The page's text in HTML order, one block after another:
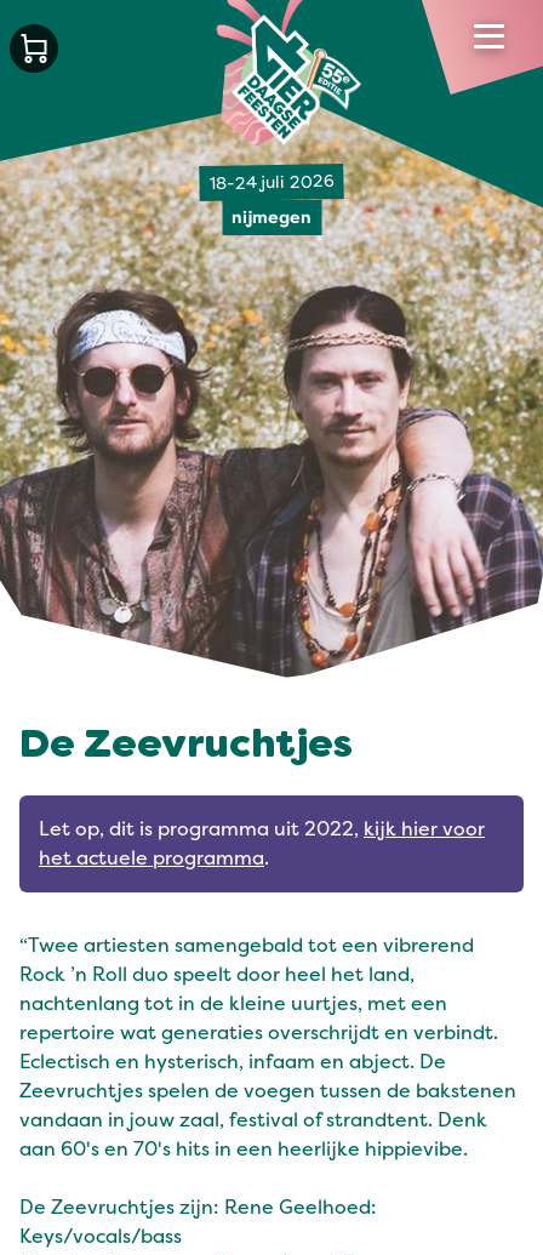
18-24 juli 2026
nijmegen
De Zeevruchtjes
Let op, dit is programma uit 2022, kijk hier voor
het actuele programma.
Twee artiesten samengebald tot een vibrerend
Rock ’n Roll duo speelt door heel het land,
nachtenlang tot in de kleine uurtjes, met een
repertoire wat generaties overschrijdt en verbindt.
Eclectisch en hysterisch, infaam en abject. De
Zeevruchtjes spelen de voegen tussen de bakstenen
vandaan in jouw zaal, festival of strandtent. Denk
aan 60's en 70's hits in een heerlijke hippievibe.
De Zeevruchtjes zijn: Rene Geelhoed:
Keys/vocals/bass